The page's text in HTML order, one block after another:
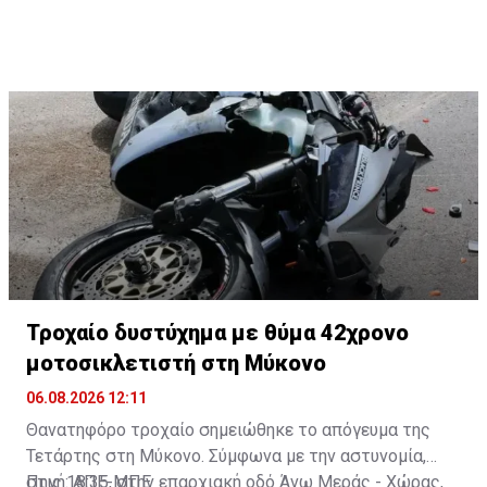
Τροχαίο δυστύχημα με θύμα 42χρονο
μοτοσικλετιστή στη Μύκονο
06.08.2026 12:11
Θανατηφόρο τροχαίο σημειώθηκε το απόγευμα της
Τετάρτης στη Μύκονο. Σύμφωνα με την αστυνομία,
στις 18:35, στην επαρχιακή οδό Άνω Μεράς - Χώρας,
Πηγή: ΑΠΕ-ΜΠΕ